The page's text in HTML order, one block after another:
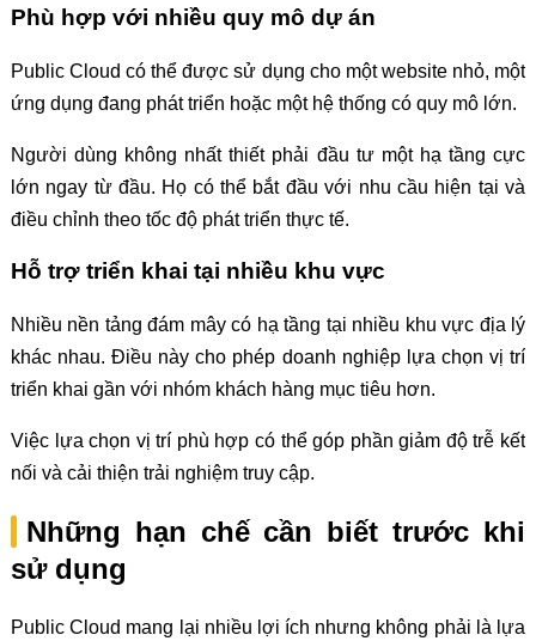
Phù hợp với nhiều quy mô dự án
Public Cloud có thể được sử dụng cho một website nhỏ, một
ứng dụng đang phát triển hoặc một hệ thống có quy mô lớn.
Người dùng không nhất thiết phải đầu tư một hạ tầng cực
lớn ngay từ đầu. Họ có thể bắt đầu với nhu cầu hiện tại và
điều chỉnh theo tốc độ phát triển thực tế.
Hỗ trợ triển khai tại nhiều khu vực
Nhiều nền tảng đám mây có hạ tầng tại nhiều khu vực địa lý
khác nhau. Điều này cho phép doanh nghiệp lựa chọn vị trí
triển khai gần với nhóm khách hàng mục tiêu hơn.
Việc lựa chọn vị trí phù hợp có thể góp phần giảm độ trễ kết
nối và cải thiện trải nghiệm truy cập.
Những hạn chế cần biết trước khi
sử dụng
Public Cloud mang lại nhiều lợi ích nhưng không phải là lựa